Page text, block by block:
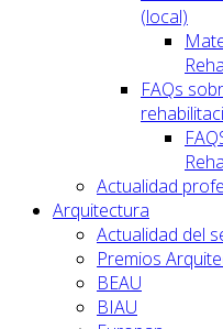
(local)
FAQs
Actualidad
Arquitectura
Actualidad del
Premios
BEAU
BIAU